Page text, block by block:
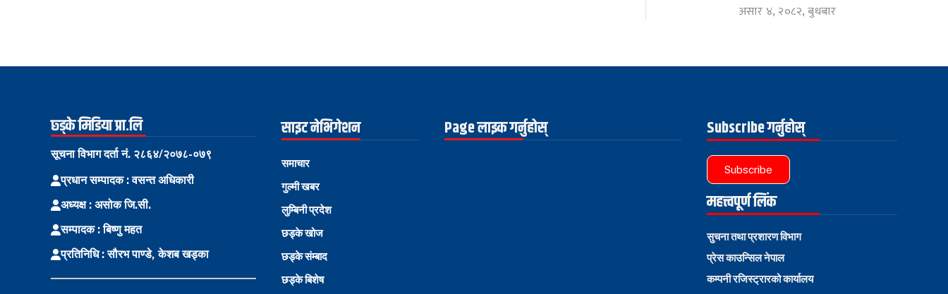
असार ४, २०८२, बुधबार
छ्ड्के मिडिया प्रा.लि
सूचना विभाग दर्ता नं. २८६४/२०७८-०७९
प्रधान सम्पादक : वसन्त अधिकारी
अध्यक्ष : असोक जि.सी.
सम्पादक : बिष्णु महत
प्रतिनिधि : सौरभ पाण्डे, केशब खड्का
साइट नेभिगेशन
समाचार
गुल्मी खबर
लुम्बिनी प्रदेश
छड्के खोज
छड्के संम्बाद
छड्के बिशेष
Page लाइक गर्नुहोस् Subscribe गर्नुहोस्
Subscribe
महत्त्वपूर्ण लिंक
सुचना तथा प्रशारण विभाग
प्रेस काउन्सिल नेपाल
कम्पनी रजिस्ट्रारको कार्यालय